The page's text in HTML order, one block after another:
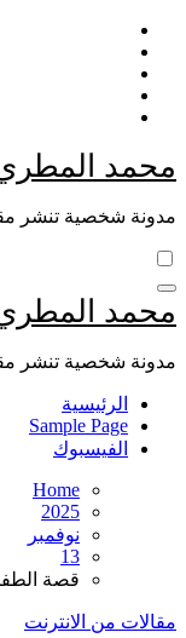
Skip
content
محمد
مدونة شخصية تنشر
محمد
مدونة شخصية تنشر
الرئيسية
Sample Page
الفيسبوك
Home
2025
نوفمبر
13
قصة
مقالات من الانترنت